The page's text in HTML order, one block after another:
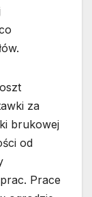
za
brukowej
od
Prace